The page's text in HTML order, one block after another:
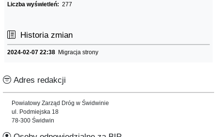
Liczba wyświetleń: 277
Historia zmian
2024-02-07 22:38 Migracja strony
Adres redakcji
Powiatowy Zarząd Dróg w Świdwinie
ul. Podmiejska 18
78-300 Świdwin